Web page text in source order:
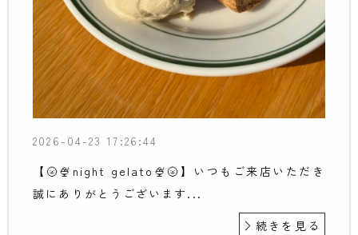
2026-04-23 17:26:44
【🌝🍨night gelato🍨🌝】いつもご来店いただき
誠にありがとうございます...
続きを見る